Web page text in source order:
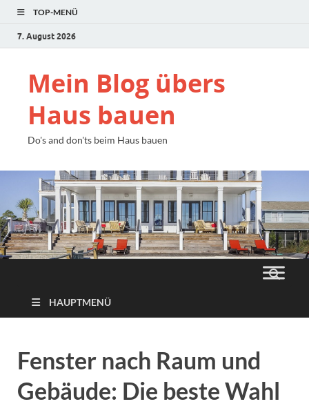
TOP-MENÜ
7. August 2026
Mein Blog übers
Haus bauen
Do's and don'ts beim Haus bauen
HAUPTMENÜ
Fenster nach Raum und
Gebäude: Die beste Wahl